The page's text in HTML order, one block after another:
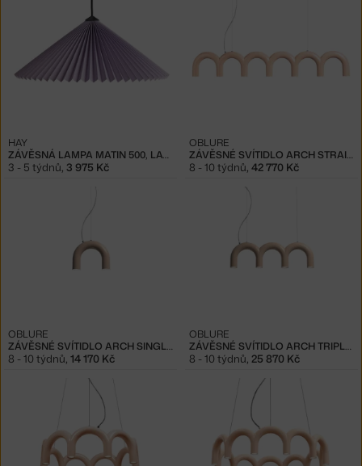
ZÁVĚSNÁ LAMPA MATIN 500, LAVENDER
HAY
3 - 5 týdnů, 3 975 Kč
ZÁVĚSNÉ SVÍTIDLO ARCH STRAIGHT, NUDE
OBLURE
8 - 10 týdnů, 42 770 Kč
ZÁVĚSNÉ SVÍTIDLO ARCH SINGLE, NUDE
OBLURE
8 - 10 týdnů, 14 170 Kč
ZÁVĚSNÉ SVÍTIDLO ARCH TRIPLETTE, NUDE
OBLURE
8 - 10 týdnů, 25 870 Kč